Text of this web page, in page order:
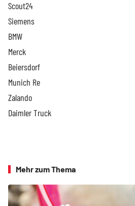
Scout24
Siemens
BMW
Merck
Beiersdorf
Munich Re
Zalando
Daimler Truck
Mehr zum Thema